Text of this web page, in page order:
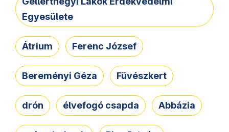
Egyesülete
Átrium Ferenc József
Bereményi Géza Füvészkert
drón élvefogó csapda Abbázia